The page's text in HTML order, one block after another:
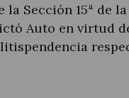
Sección 15ª de
Auto en virtud